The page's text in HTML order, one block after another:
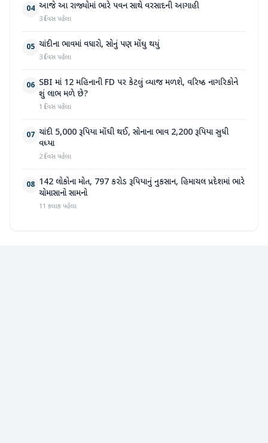
04 આજે આ રાજ્યોમાં ભારે પવન સાથે વરસાદની આગાહી
3 દિવસ પહેલા
05 ચાંદીના ભાવમાં વધારો, સોનું પણ મોંઘુ થયું
3 દિવસ પહેલા
06 SBI માં 12 મહિનાની FD પર કેટલું વ્યાજ મળશે, વરિષ્ઠ નાગરિકોને
શું લાભ મળે છે?
1 દિવસ પહેલા
07 ચાંદી 5,000 રૂપિયા મોંઘી થઈ, સોનાના ભાવ 2,200 રૂપિયા સુધી
વધ્યા
2 દિવસ પહેલા
08 142 લોકોના મોત, 797 કરોડ રૂપિયાનું નુકસાન, હિમાચલ પ્રદેશમાં ભારે
ચોમાસાનો સામનો
11 કલાક પહેલા